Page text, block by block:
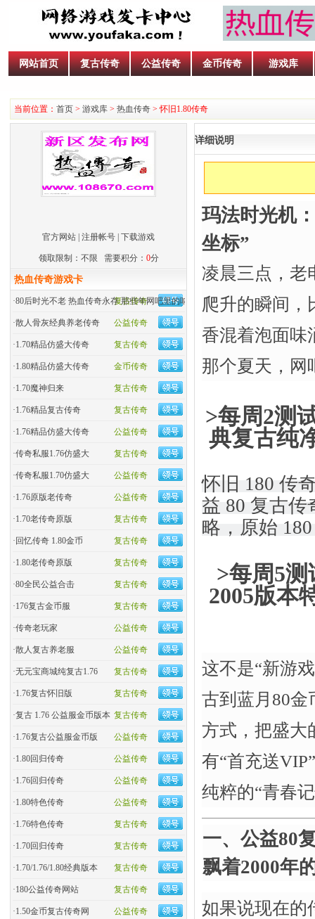
网站首页 复古传奇 公益传奇 金币传奇 游戏库
当前位置： 首页 > 游戏库 > 热血传奇 > 怀旧1.80传奇
官方网站 注册帐号 下载游戏
领取限制：不限 需要积分： 0分
热血传奇游戏卡
复古传奇
·80后时光不老 热血传奇永存 那些年网吧里的呐喊
公益传奇
·散人骨灰经典养老传奇
复古传奇
·1.70精品仿盛大传奇
金币传奇
·1.80精品仿盛大传奇
复古传奇
·1.70魔神归来
复古传奇
·1.76精品复古传奇
公益传奇
·1.76精品仿盛大传奇
复古传奇
·传奇私服1.76仿盛大
公益传奇
·传奇私服1.70仿盛大
公益传奇
·1.76原版老传奇
复古传奇
·1.70老传奇原版
复古传奇
· 回忆传奇 1.80金币
复古传奇
·1.80老传奇原版
复古传奇
·80全民公益合击
复古传奇
·176复古金币服
公益传奇
·传奇老玩家
公益传奇
·散人复古养老服
复古传奇
·无元宝商城纯复古1.76
复古传奇
·1.76复古怀旧版
复古传奇
·复古 1.76 公益服金币版本
公益传奇
·1.76复古公益服金币版
公益传奇
·1.80回归传奇
公益传奇
·1.76回归传奇
公益传奇
·1.80特色传奇
复古传奇
·1.76特色传奇
复古传奇
·1.70回归传奇
复古传奇
·1.70/1.76/1.80经典版本
复古传奇
·180公益传奇网站
公益传奇
·1.50金币复古传奇网
详细说明
玛法时光机
坐标”​
凌晨三点，老
爬升的瞬间
香混着泡面味
那个夏天，网
>每周2测
典复古纯
怀旧 180 传
益 80 复古传
略，原始
>每周5测
2005版本
这不是“新游
古到蓝月80金
方式，把盛大
有“首充送
纯粹的“青春
一、公益80
飘着2000年
如果说现在的